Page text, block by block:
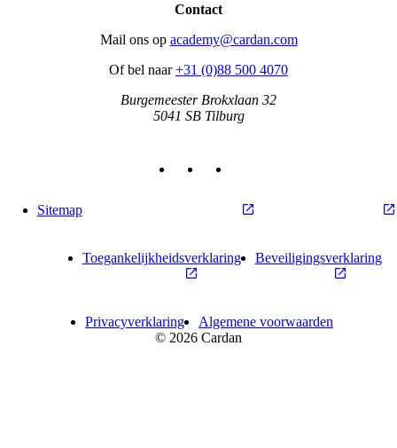
Contact
Mail ons op academy@cardan.com
Of bel naar+31 (0)88 500 4070
Burgemeester Brokxlaan 32
5041 SB Tilburg
Sitemap
Toegankelijkheidsverklaring Beveiligingsverklaring
Privacyverklaring
Algemene voorwaarden
© 2026 Cardan